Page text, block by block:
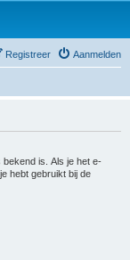
Aanmelden
Registreer
bekend is. Als je het e-
hebt gebruikt bij de